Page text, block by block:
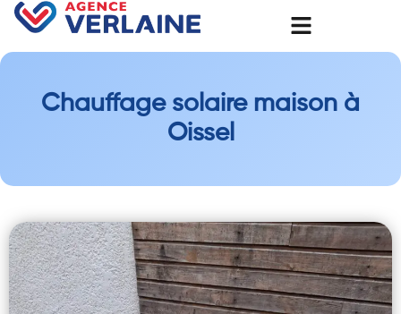
Chauffage solaire maison à
Oissel